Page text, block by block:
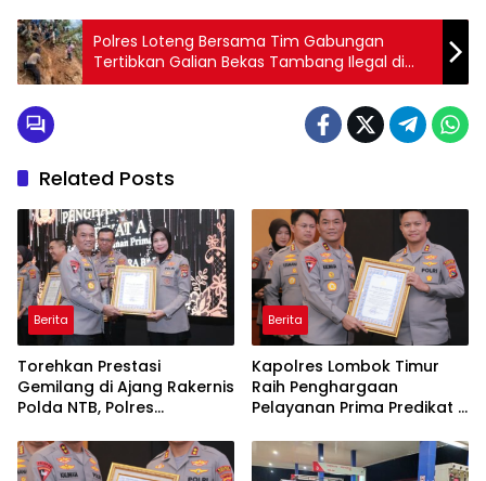
Polres Loteng Bersama Tim Gabungan
Tertibkan Galian Bekas Tambang Ilegal di
Gunung Dundang.
Related Posts
Berita
Torehkan Prestasi
Gemilang di Ajang Rakernis
Polda NTB, Polres
Penghargaan Pelayanan
Prima Kapolri
Berita
Kapolres Lombok Timur
Raih Penghargaan
Pelayanan Prima Predikat A